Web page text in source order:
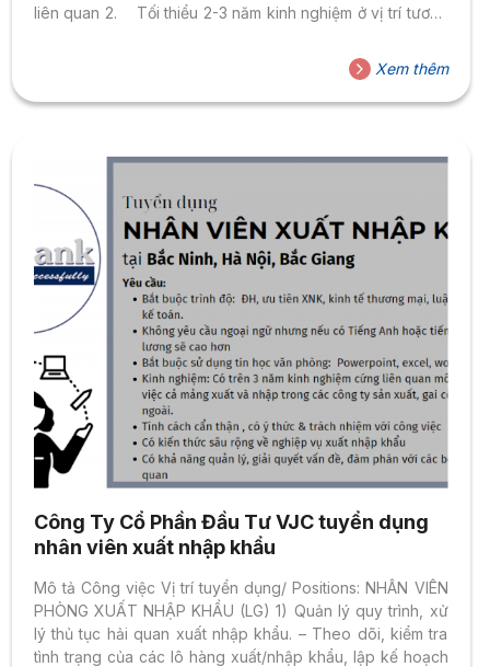
liên quan 2. Tối thiểu 2-3 năm kinh nghiệm ở vị trí tương
ngoại thương. 4. Có khả năng giải quyết vấn đề. 5. Có
khả năng làm việc độc lập và làm việc theo nhóm. 6. Có
khả năng sử dụng tiếng Anh tốt....
Xem thêm
Công Ty Cổ Phần Đầu Tư VJC tuyển dụng
nhân viên xuất nhập khẩu
Mô tả Công việc Vị trí tuyển dụng/ Positions: NHÂN VIÊN
PHÒNG XUẤT NHẬP KHẨU (LG) 1) Quản lý quy trình, xử
lý thủ tục hải quan xuất nhập khẩu. – Theo dõi, kiểm tra
tình trạng của các lô hàng xuất/nhập khẩu, lập kế hoạch